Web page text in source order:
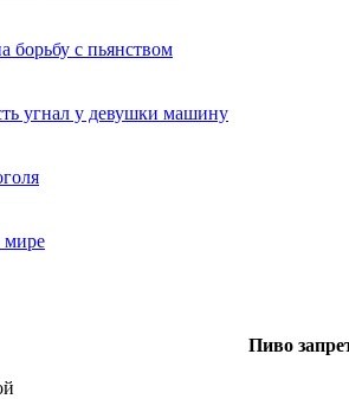
борьбу с пьянством
угнал у девушки машину
мире
Пиво